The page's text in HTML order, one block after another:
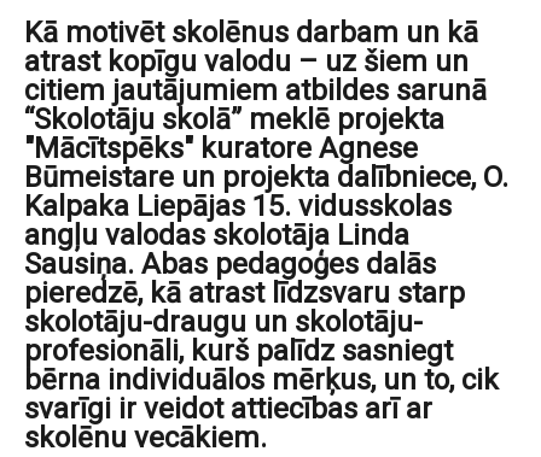
Kā motivēt skolēnus darbam un kā
atrast kopīgu valodu – uz šiem un
citiem jautājumiem atbildes sarunā
“Skolotāju skolā” meklē projekta
"Mācītspēks" kuratore Agnese
Būmeistare un projekta dalībniece, O.
Kalpaka Liepājas 15. vidusskolas
angļu valodas skolotāja Linda
Sausiņa. Abas pedagoģes dalās
pieredzē, kā atrast līdzsvaru starp
skolotāju-draugu un skolotāju-
profesionāli, kurš palīdz sasniegt
bērna individuālos mērķus, un to, cik
svarīgi ir veidot attiecības arī ar
skolēnu vecākiem.